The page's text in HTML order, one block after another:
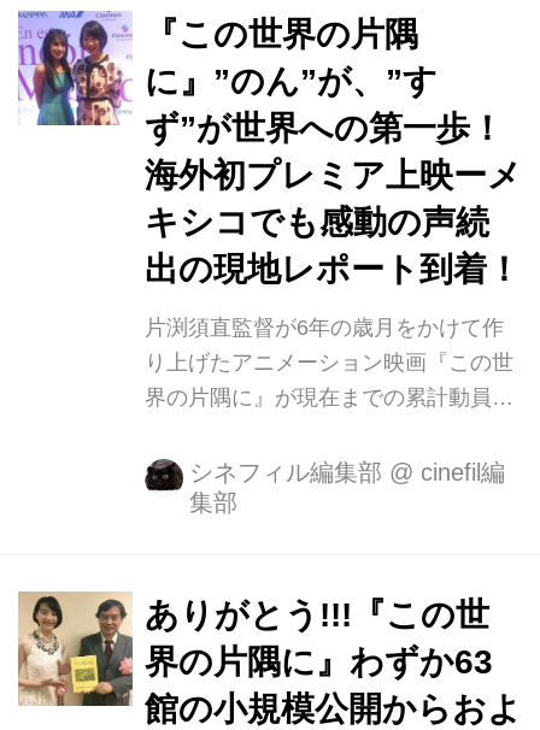
りえが『湯を沸かすほどの熱い愛』で
自身３回目となる最優秀女優賞を受賞
した。...
『この世界の片隅
に』”のん”が、”す
ず”が世界への第一歩！
海外初プレミア上映ーメ
キシコでも感動の声続
出の現地レポート到着！
片渕須直監督が6年の歳月をかけて作
り上げたアニメーション映画『この世
界の片隅に』が現在までの累計動員は
しました。現在、絶賛上映中の本作は
戦時下の広島・呉を舞台に、大切なも
ン映画です。 今月下旬、片渕須直監督
と主演のんさんがメキシコ入りし、現
地時間2月23日18時から首都メキシコ
シティ最大級の映画館Cinemexで行わ
シネフィル編集部 @ cinefil編
集部
ありがとう!!!『この世
界の片隅に』わずか63
館の小規模公開からおよ